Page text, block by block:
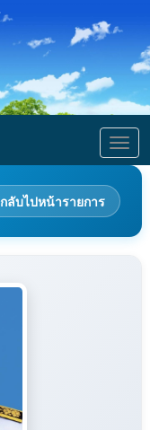
กลับไปหน้ารายการ